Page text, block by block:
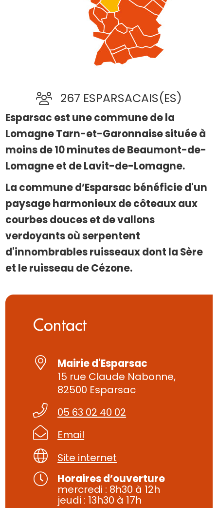
267 ESPARSACAIS(ES)
Esparsac est une commune de la
Lomagne Tarn-et-Garonnaise située à
moins de 10 minutes de Beaumont-de-
Lomagne et de Lavit-de-Lomagne.
La commune d’Esparsac bénéficie d'un
paysage harmonieux de côteaux aux
courbes douces et de vallons
verdoyants où serpentent
d'innombrables ruisseaux dont la Sère
et le ruisseau de Cézone.
Contact
Mairie d'Esparsac
15 rue Claude Nabonne,
82500 Esparsac
05 63 02 40 02
Email
Site internet
Horaires d’ouverture
mercredi : 8h30 à 12h
jeudi : 13h30 à 17h